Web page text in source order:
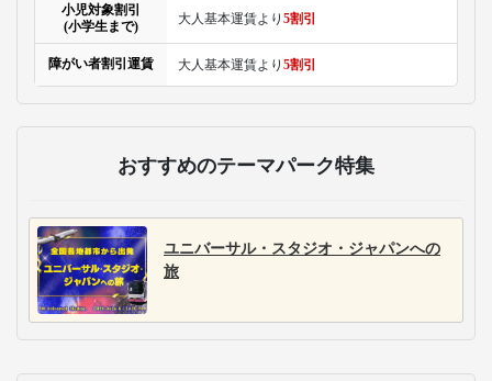
小児対象割引
(小学生まで)
大人基本運賃より 5割引
障がい者割引運賃 大人基本運賃より 5割引
おすすめのテーマパーク特集
ユニバーサル・スタジオ・ジャパンへの
旅